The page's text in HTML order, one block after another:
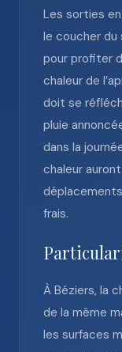
Les sorties
le coucher du
pour profiter
chaleur de
doit se
pluie
dans la
chaleur
frais.
À Béziers, la
de la même
les surfaces